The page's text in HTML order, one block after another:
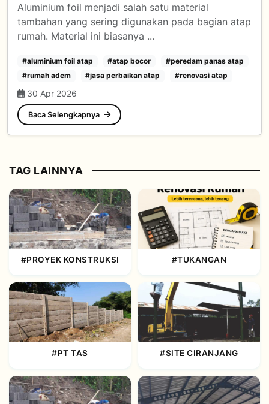
Aluminium foil menjadi salah satu material
tambahan yang sering digunakan pada bagian atap
rumah. Material ini biasanya ...
#aluminium foil atap #atap bocor
#peredam panas atap
#rumah adem
#jasa perbaikan atap #renovasi atap
30 Apr 2026
Baca Selengkapnya
TAG LAINNYA
#PROYEK KONSTRUKSI #TUKANGAN
#PT TAS #SITE CIRANJANG